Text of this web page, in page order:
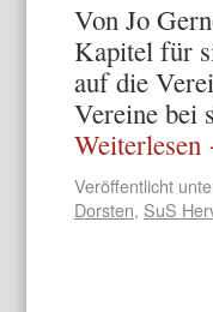
Von Jo
Kapitel für
auf die
Vereine bei
Weiterlesen
Veröffentlicht
Dorsten, SuS